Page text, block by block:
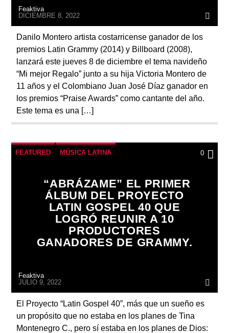
Feaktiva
DICIEMBRE 8, 2022
Danilo Montero artista costarricense ganador de los
premios Latin Grammy (2014) y Billboard (2008),
lanzará este jueves 8 de diciembre el tema navideño
“Mi mejor Regalo” junto a su hija Victoria Montero de
11 años y el Colombiano Juan José Díaz ganador en
los premios “Praise Awards” como cantante del año.
Este tema es una […]
FEATURED MÚSICA LATINA 0
“ABRÁZAME” EL PRIMER
ÁLBUM DEL PROYECTO
LATIN GOSPEL 40 QUE
LOGRÓ REUNIR A 10
PRODUCTORES
GANADORES DE GRAMMY.
Feaktiva
JULIO 9, 2022
El Proyecto “Latin Gospel 40”, más que un sueño es
un propósito que no estaba en los planes de Tina
Montenegro C., pero sí estaba en los planes de Dios: